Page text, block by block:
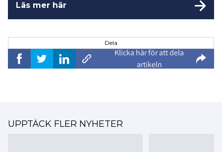
Läs mer här
Dela
Klicka här för att dela
artikeln
UPPTÄCK FLER NYHETER